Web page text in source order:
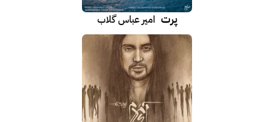
پرت امیر عباس گلاب